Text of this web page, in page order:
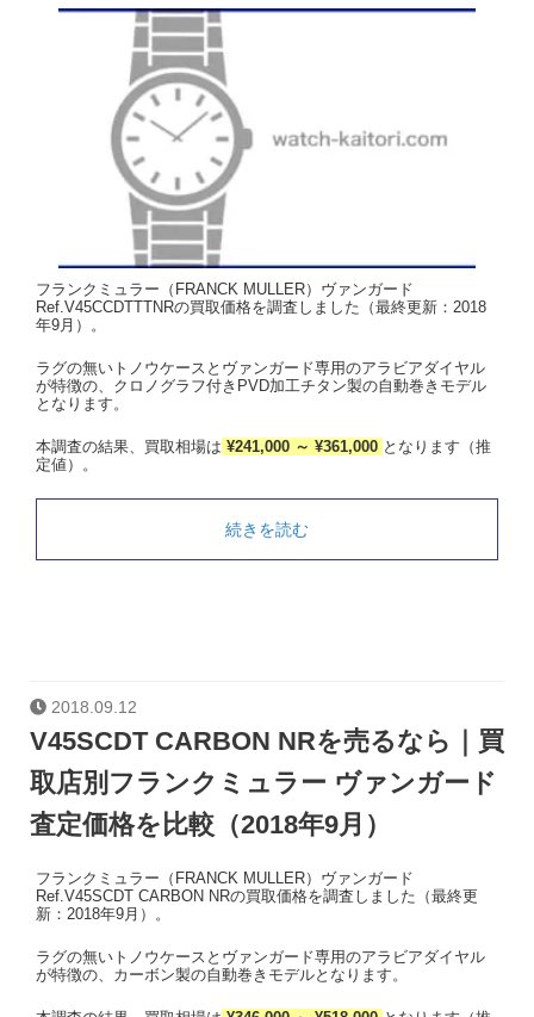
フランクミュラー（FRANCK MULLER）ヴァンガード
Ref.V45CCDTTTNRの買取価格を調査しました（最終更新：2018
年9月）。
ラグの無いトノウケースとヴァンガード専用のアラビアダイヤル
が特徴の、クロノグラフ付きPVD加工チタン製の自動巻きモデル
となります。
本調査の結果、買取相場は ¥241,000 ～ ¥361,000 となります（推
定値）。
続きを読む
2018.09.12
V45SCDT CARBON NRを売るなら｜買
取店別フランクミュラー ヴァンガード
査定価格を比較（2018年9月）
フランクミュラー（FRANCK MULLER）ヴァンガード
Ref.V45SCDT CARBON NRの買取価格を調査しました（最終更
新：2018年9月）。
ラグの無いトノウケースとヴァンガード専用のアラビアダイヤル
が特徴の、カーボン製の自動巻きモデルとなります。